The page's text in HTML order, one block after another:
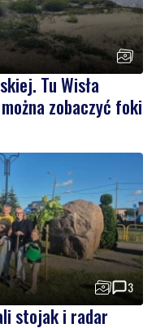
Tu Wisła
zobaczyć foki
3
stojak i radar